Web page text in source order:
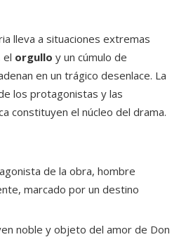
lleva a situaciones extremas
el orgullo y un cúmulo de
en un trágico desenlace. La
los protagonistas y las
constituyen el núcleo del drama.
de la obra, hombre
marcado por un destino
noble y objeto del amor de Don